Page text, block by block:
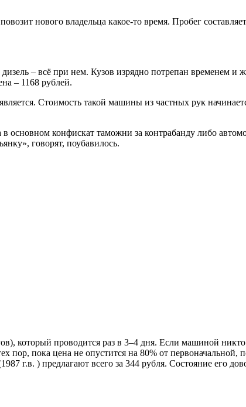
нового владельца какое-то время. Пробег
– всё при нем. Кузов изрядно потрепан временем и
– 1168 рублей.
Стоимость такой машины из частных рук
основном конфискат таможни за контрабанду либо
говорят, поубавилось.
который проводится раз в 3–4 дня. Если машиной никто
пор, пока цена не опустится на 80% от первоначальной,
г.в. ) предлагают всего за 344 рубля. Состояние его